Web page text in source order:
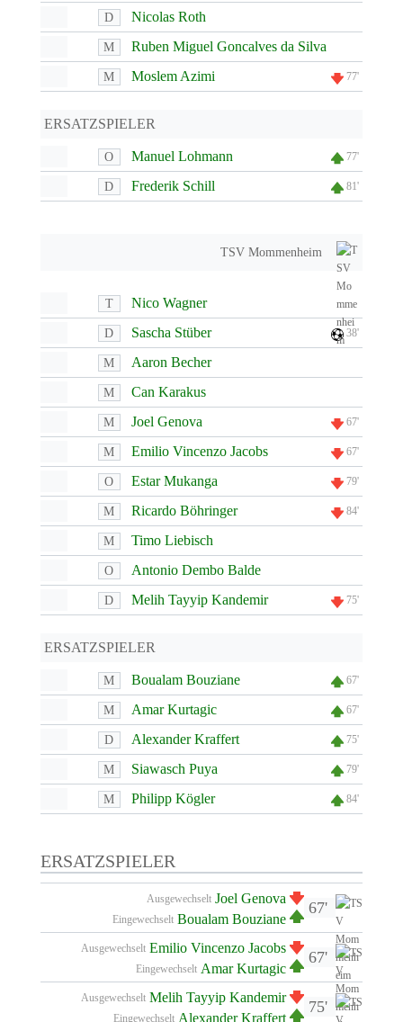
D Nicolas Roth
M Ruben Miguel Goncalves da Silva
M Moslem Azimi 77'
ERSATZSPIELER
O Manuel Lohmann 77'
D Frederik Schill 81'
TSV Mommenheim
T Nico Wagner
D Sascha Stüber 38'
M Aaron Becher
M Can Karakus
M Joel Genova 67'
M Emilio Vincenzo Jacobs 67'
O Estar Mukanga 79'
M Ricardo Böhringer 84'
M Timo Liebisch
O Antonio Dembo Balde
D Melih Tayyip Kandemir 75'
ERSATZSPIELER
M Boualam Bouziane 67'
M Amar Kurtagic 67'
D Alexander Kraffert 75'
M Siawasch Puya 79'
M Philipp Kögler 84'
ERSATZSPIELER
67'
Ausgewechselt Joel Genova
Eingewechselt Boualam Bouziane
67'
Ausgewechselt Emilio Vincenzo Jacobs
Eingewechselt Amar Kurtagic
75'
Ausgewechselt Melih Tayyip Kandemir
Eingewechselt Alexander Kraffert